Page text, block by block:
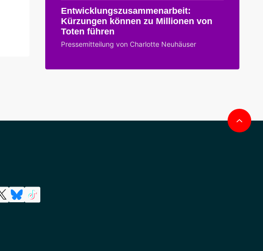
Entwicklungszusammenarbeit:
Kürzungen können zu Millionen von
Toten führen
Pressemitteilung von Charlotte Neuhäuser